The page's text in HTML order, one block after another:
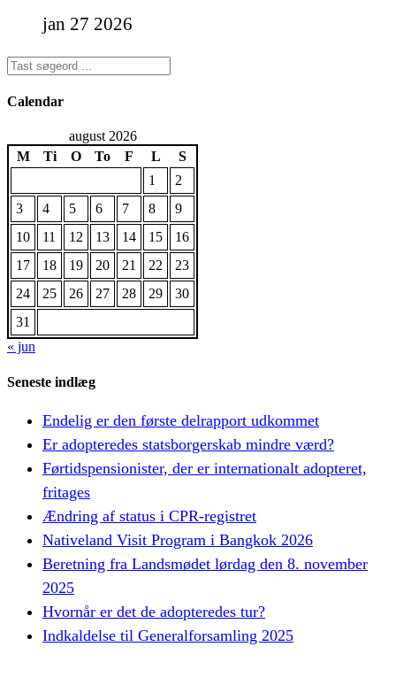
jan 27 2026
Calendar
august 2026
M
Ti O To F L
S
1
2
3
4 5 6 7 8
9
10
11 12 13 14 15
16
17
18 19 20 21 22
23
24
25 26 27 28 29
30
31
« jun
Seneste indlæg
Endelig er den første delrapport udkommet
Er adopteredes statsborgerskab mindre værd?
Førtidspensionister, der er internationalt adopteret,
fritages
Ændring af status i CPR-registret
Nativeland Visit Program i Bangkok 2026
Beretning fra Landsmødet lørdag den 8. november
2025
Hvornår er det de adopteredes tur?
Indkaldelse til Generalforsamling 2025